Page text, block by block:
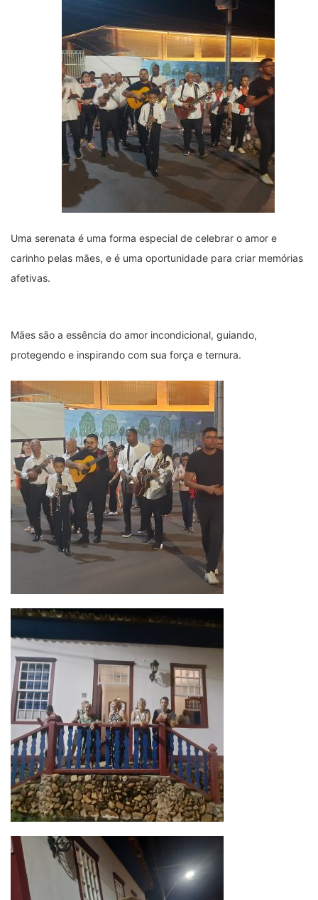
Uma serenata é uma forma especial de celebrar o amor e
carinho pelas mães, e é uma oportunidade para criar memórias
afetivas.
Mães são a essência do amor incondicional, guiando,
protegendo e inspirando com sua força e ternura.